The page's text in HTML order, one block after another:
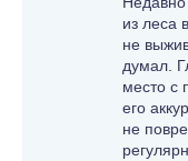
из леса
не
думал.
место с
его
не